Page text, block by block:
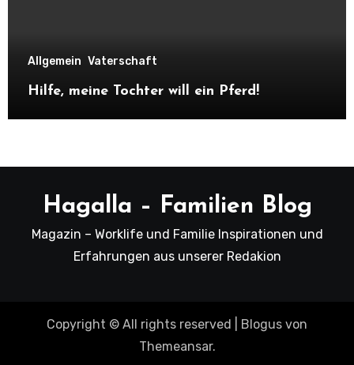
Allgemein Vaterschaft
Hilfe, meine Tochter will ein Pferd!
Hagalla – Familien Blog
Magazin – Worklife und Familie Inspirationen und
Erfahrungen aus unserer Redakion
Copyright © All rights reserved Blogus von
Themeansar.